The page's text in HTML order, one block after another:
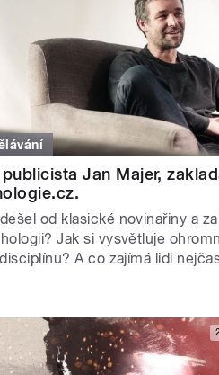
Jan Majer,
od klasické novinařiny a
Jak si vysvětluje
A co zajímá lidi